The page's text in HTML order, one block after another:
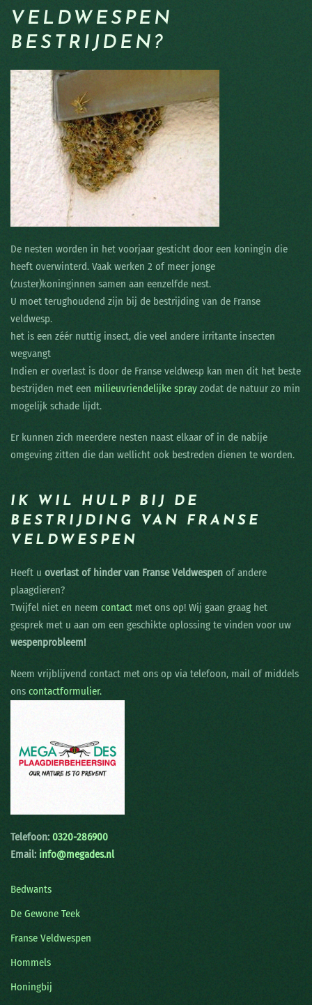
VELDWESPEN
BESTRIJDEN?
De nesten worden in het voorjaar gesticht door een koningin die
heeft overwinterd. Vaak werken 2 of meer jonge
(zuster)koninginnen samen aan eenzelfde nest.
U moet terughoudend zijn bij de bestrijding van de Franse
veldwesp.
het is een zéér nuttig insect, die veel andere irritante insecten
wegvangt
Indien er overlast is door de Franse veldwesp kan men dit het beste
bestrijden met een milieuvriendelijke spray zodat de natuur zo min
mogelijk schade lijdt.
Er kunnen zich meerdere nesten naast elkaar of in de nabije
omgeving zitten die dan wellicht ook bestreden dienen te worden.
IK WIL HULP BIJ DE
BESTRIJDING VAN FRANSE
VELDWESPEN
Heeft u overlast of hinder van Franse Veldwespen of andere
plaagdieren?
Twijfel niet en neem contact met ons op! Wij gaan graag het
gesprek met u aan om een geschikte oplossing te vinden voor uw
wespenprobleem!
Neem vrijblijvend contact met ons op via telefoon, mail of middels
ons contactformulier.
Telefoon: 0320-286900
Email: info@megades.nl
Bedwants
De Gewone Teek
Franse Veldwespen
Hommels
Honingbij